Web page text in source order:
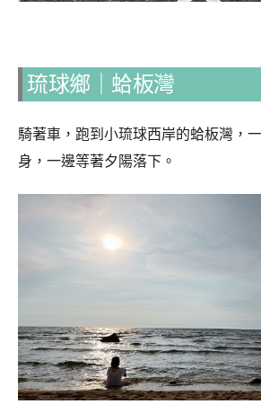
琉球鄉｜蛤板灣
騎著車，跑到小琉球西岸的蛤板灣，
身，一邊等著夕陽落下。